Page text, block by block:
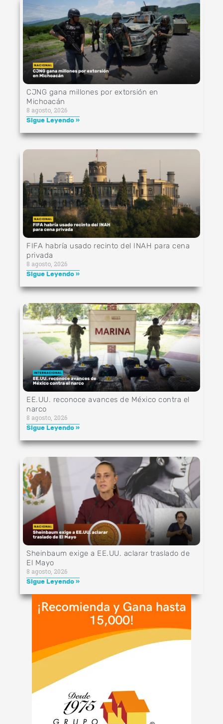
CJNG gana millones por extorsión en
Michoacán
8 agosto, 2026
Sigue Leyendo »
FIFA habría usado recinto del INAH para cena
privada
8 agosto, 2026
Sigue Leyendo »
EE.UU. reconoce avances de México contra el
narco
8 agosto, 2026
Sigue Leyendo »
Sheinbaum exige a EE.UU. aclarar traslado de
El Mayo
8 agosto, 2026
Sigue Leyendo »